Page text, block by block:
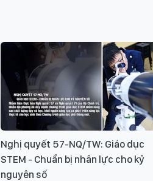
Nghị quyết 57-NQ/TW: Giáo dục
STEM - Chuẩn bị nhân lực cho kỷ
nguyên số